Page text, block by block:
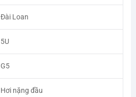
Đài Loan
5U
G5
Hơi nặng đầu